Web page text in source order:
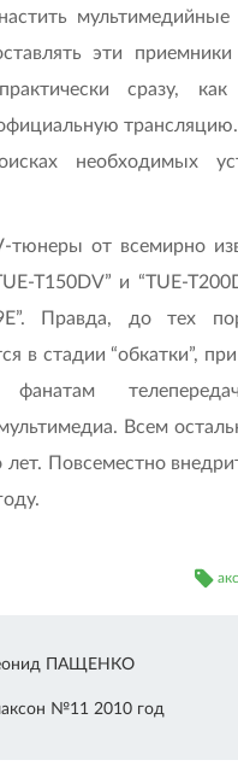
эти
сразу, как
трансляцию.
необходимых
тюнеры от всемирно
T150DV” и “TUE-
Правда, до тех
в стадии “обкатки”,
Всем
Повсеместно
ПАЩЕНКО
№11 2010 год